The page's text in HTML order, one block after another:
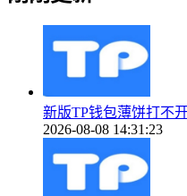
新版TP钱包薄饼打不
2026-08-08 14:31:23